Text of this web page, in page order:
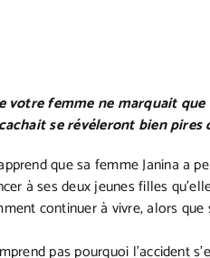
votre femme ne marquait
se révéleront bien pires
que sa femme Janina a
à ses deux jeunes filles
continuer à vivre, alors
pas pourquoi l’accident